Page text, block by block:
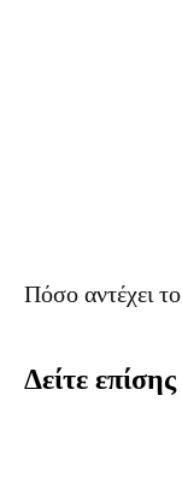
Πόσο αντέχει
Δείτε επίσης